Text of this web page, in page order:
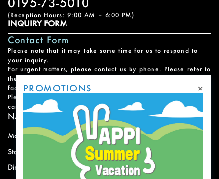
(Reception Hours: 9:00 AM – 6:00 PM)
INQUIRY FORM
Contact Form
Please note that it may take some time for us to respond to
your inquiry.
For urgent matters, please contact us by phone. Please refer to
the
facility.
Please note that we do not handle reservations, changes, or
cancellations for facility and program usage.
NAVIGATION
Mountain
Stay
Dining
News
Offer
Access
PROMOTIONS ×